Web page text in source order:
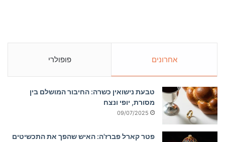
אחרונים פופולרי
טבעת נישואין כשרה: החיבור המושלם בין
מסורת, יופי ונצח
09/07/2025
פטר קארל פברז'ה: האיש שהפך את התכשיטים